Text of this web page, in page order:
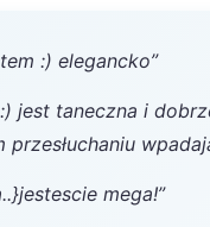
:) elegancko”
jest taneczna i
mega!”